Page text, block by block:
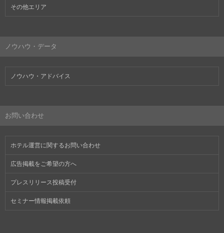
その他エリア
ノウハウ・データ
ノウハウ・アドバイス
お問い合わせ
ホテル運営に関するお問い合わせ
広告掲載をご希望の方へ
プレスリリース投稿受付
セミナー情報掲載依頼